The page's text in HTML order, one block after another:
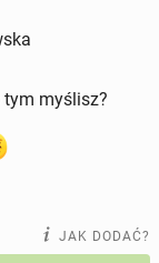
tym myślisz?
JAK DODAĆ?